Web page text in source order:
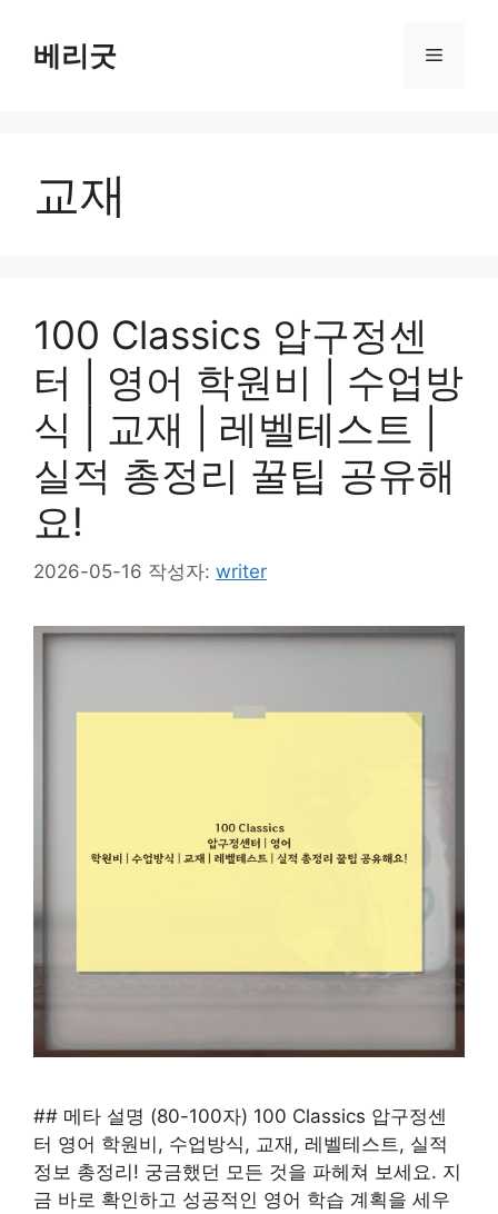
베리굿 메
교재
100 Classics 압구정센
터 | 영어 학원비 | 수업방
식 | 교재 | 레벨테스트 |
실적 총정리 꿀팁 공유해
요!
2026-05-16 작성자: writer
## 메타 설명 (80-100자) 100 Classics 압구정센
터 영어 학원비, 수업방식, 교재, 레벨테스트, 실적
정보 총정리! 궁금했던 모든 것을 파헤쳐 보세요. 지
금 바로 확인하고 성공적인 영어 학습 계획을 세우